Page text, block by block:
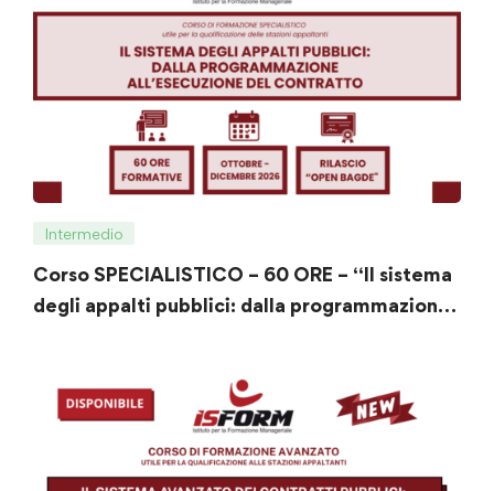
Intermedio
Corso SPECIALISTICO – 60 ORE – “Il sistema
degli appalti pubblici: dalla programmazione